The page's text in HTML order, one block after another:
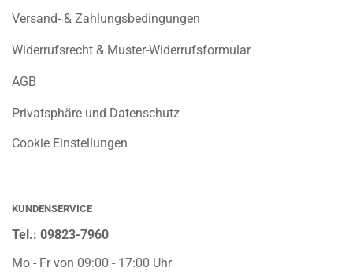
Versand- & Zahlungsbedingungen
Widerrufsrecht & Muster-Widerrufsformular
AGB
Privatsphäre und Datenschutz
Cookie Einstellungen
KUNDENSERVICE
Tel.: 09823-7960
Mo - Fr von 09:00 - 17:00 Uhr